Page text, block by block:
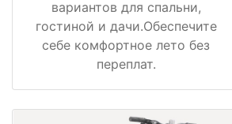
вариантов для спальни,
гостиной и дачи.Обеспечите
себе комфортное лето без
переплат.